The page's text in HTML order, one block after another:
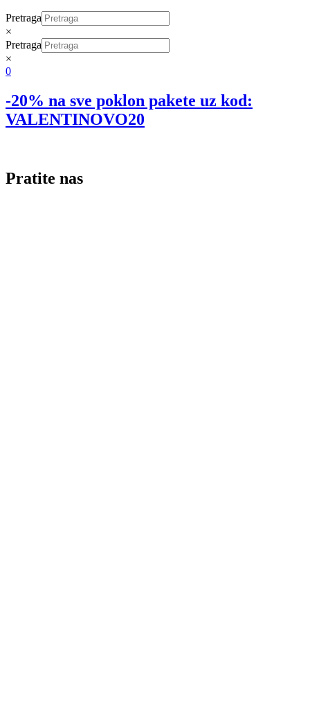
Pretraga
×
Pretraga
×
0
-20% na sve poklon pakete uz kod:
VALENTINOVO20
Pratite nas